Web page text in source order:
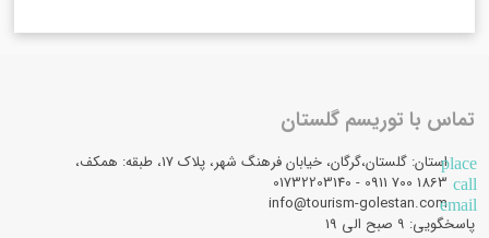
تماس با توریسم گلستان
placeاستان: گلستان،گرگان، خیابان فرهنگ شهر، پلاک 17، طبقه: همکف،
call
email
info@tourism-golestan.com
پاسخگویی: ۹ صبح الی 19